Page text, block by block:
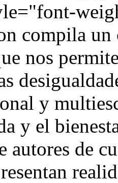
compila
nos
y
y el
autores de